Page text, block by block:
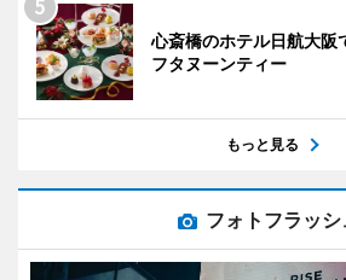
心斎橋のホテル日航大阪
フタヌーンティー
もっと見る
フォトフラッシ